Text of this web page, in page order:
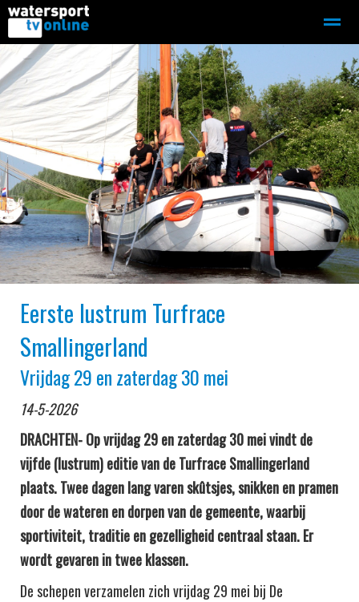
Zeilen Motorboot-sloep Adverteren Redactie
Home Contact Bellen Zoeken
Eerste lustrum Turfrace
Smallingerland
Vrijdag 29 en zaterdag 30 mei
14-5-2026
DRACHTEN- Op vrijdag 29 en zaterdag 30 mei vindt de
vijfde (lustrum) editie van de Turfrace Smallingerland
plaats. Twee dagen lang varen skûtsjes, snikken en pramen
door de wateren en dorpen van de gemeente, waarbij
sportiviteit, traditie en gezelligheid centraal staan. Er
wordt gevaren in twee klassen.
De schepen verzamelen zich vrijdag 29 mei bij De